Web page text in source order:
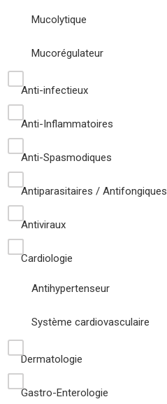
Mucolytique
Mucorégulateur
Anti-infectieux
Anti-Inflammatoires
Anti-Spasmodiques
Antiparasitaires / Antifongiques
Antiviraux
Cardiologie
Antihypertenseur
Système cardiovasculaire
Dermatologie
Gastro-Enterologie